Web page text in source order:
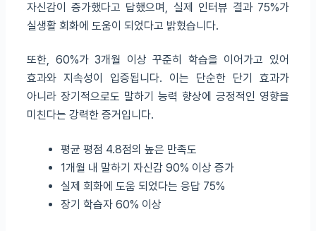
자신감이 증가했다고 답했으며, 실제 인터뷰 결과 75%가
실생활 회화에 도움이 되었다고 밝혔습니다.
또한, 60%가 3개월 이상 꾸준히 학습을 이어가고 있어
효과와 지속성이 입증됩니다. 이는 단순한 단기 효과가
아니라 장기적으로도 말하기 능력 향상에 긍정적인 영향을
미친다는 강력한 증거입니다.
평균 평점 4.8점의 높은 만족도
1개월 내 말하기 자신감 90% 이상 증가
실제 회화에 도움 되었다는 응답 75%
장기 학습자 60% 이상